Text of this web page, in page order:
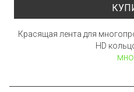
Красящая лента для
HD